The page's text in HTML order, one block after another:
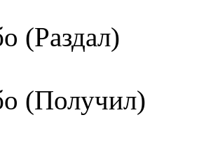
(Раздал)
(Получил)